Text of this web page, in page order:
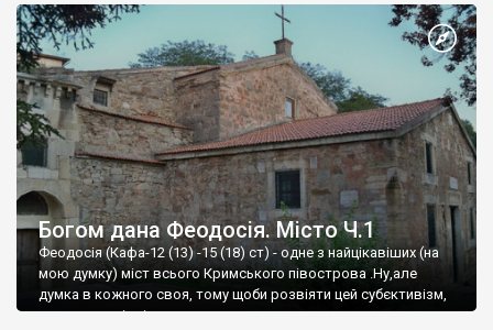
Богом дана Феодосія. Місто Ч.1
Феодосія (Кафа-12 (13) -15 (18) ст) - одне з найцікавіших (на
мою думку) міст всього Кримського півострова .Ну,але
думка в кожного своя, тому щоби розвіяти цей субєктивізм,
запрошую відвідати це